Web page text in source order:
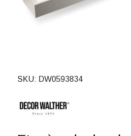
SKU DW0593834